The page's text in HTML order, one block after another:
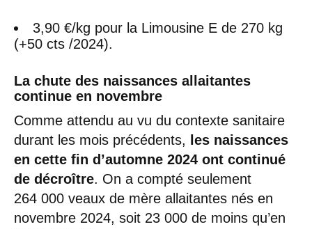
3,90 €/kg pour la Limousine E de 270 kg
(+50 cts /2024).
La chute des naissances allaitantes
continue en novembre
Comme attendu au vu du contexte sanitaire
durant les mois précédents,
les naissances
en cette fin d’automne 2024 ont continué
de décroître. On a compté seulement
264 000 veaux de mère allaitantes nés en
novembre 2024, soit 23 000 de moins qu’en